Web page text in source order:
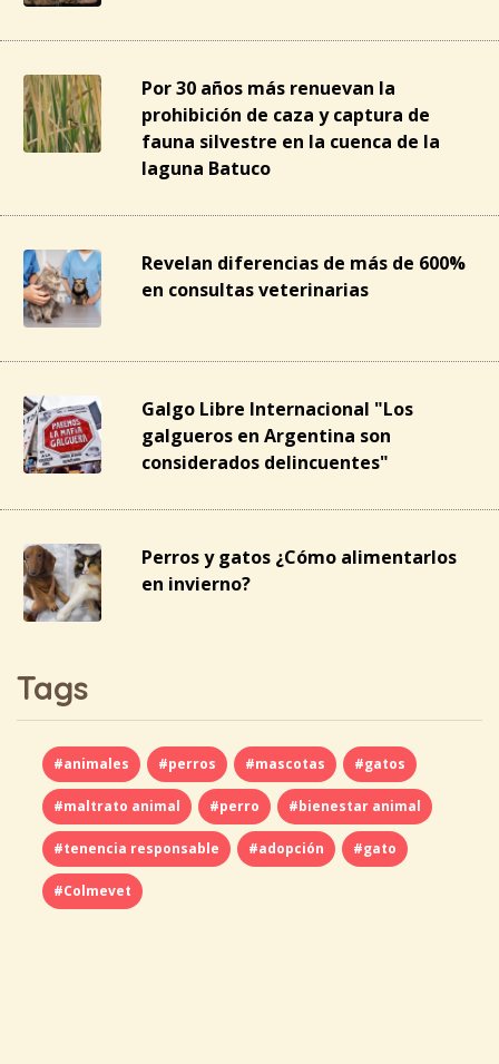
Por 30 años más renuevan la
prohibición de caza y captura de
fauna silvestre en la cuenca de la
laguna Batuco
Revelan diferencias de más de 600%
en consultas veterinarias
Galgo Libre Internacional "Los
galgueros en Argentina son
considerados delincuentes"
Perros y gatos ¿Cómo alimentarlos
en invierno?
Tags
#animales #perros #mascotas #gatos
#maltrato animal #perro #bienestar animal
#tenencia responsable #adopción #gato
#Colmevet